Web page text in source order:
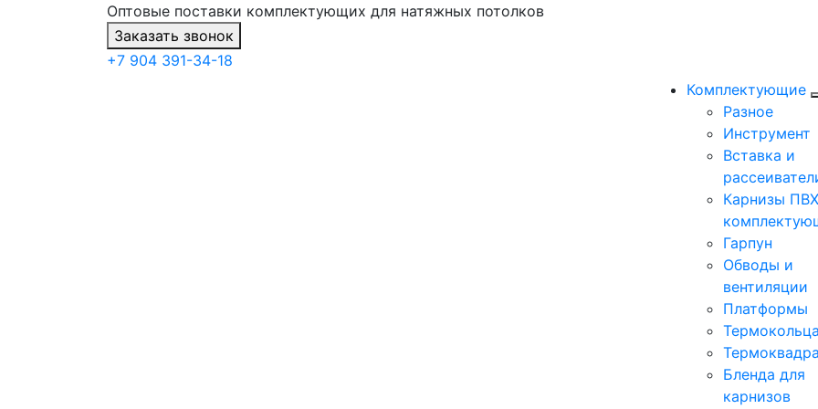
Оптовые поставки комплектующих для натяжных потолков
Заказать звонок
+7 904 391-34-18
Комплектующие
Разное
Инструмент
Вставка и
Карнизы
Гарпун
Обводы и
вентиляции
Платформы
Термокольца
Бленда для
карнизов